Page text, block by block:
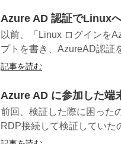
Azure AD 認証でLinux
以前、「Linux ログインを
プトを書き、AzureAD認証
記事を読む
Azure AD に参加した端
前回、検証した際に困った
RDP接続して検証していた